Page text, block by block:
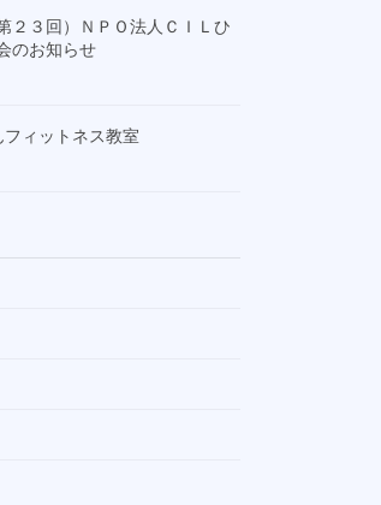
２３回）ＮＰＯ法人ＣＩＬひ
のお知らせ
ィットネス教室